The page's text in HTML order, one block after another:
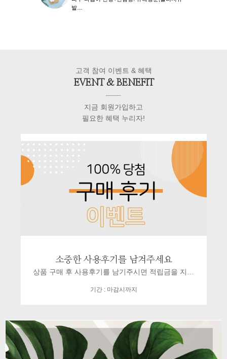
발…
고객 참여 이벤트 & 혜택
EVENT & BENEFIT
지금 회원가입하고
필요한 혜택 누리자!
소중한 사용후기를 남겨주세요
상품 구매 후 사용후기를 남기주시면 적립금을 지…
기간 : 마감시까지